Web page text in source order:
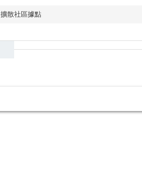
擴散社區據點